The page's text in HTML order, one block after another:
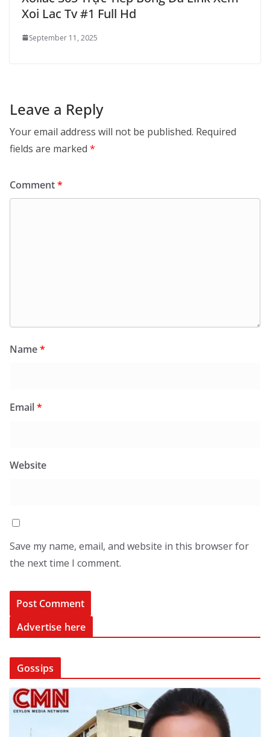
Xoi Lac Tv #1 Full Hd
September 11, 2025
Leave a Reply
Your email address will not be published. Required
fields are marked *
Comment*
Name*
Email*
Website
Save my name, email, and website in this browser for
the next time I comment.
Advertise here
Gossips